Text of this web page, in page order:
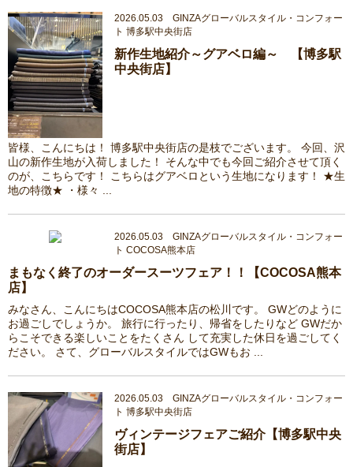
2026.05.03 GINZAグローバルスタイル・コンフォー
ト 博多駅中央街店
新作生地紹介～グアベロ編～ 【博多駅
中央街店】
皆様、こんにちは！ 博多駅中央街店の是枝でございます。 今回、沢
山の新作生地が入荷しました！ そんな中でも今回ご紹介させて頂く
のが、こちらです！ こちらはグアベロという生地になります！ ★生
地の特徴★ ・様々 ...
2026.05.03 GINZAグローバルスタイル・コンフォー
ト COCOSA熊本店
まもなく終了のオーダースーツフェア！！【COCOSA熊本
店】
みなさん、こんにちはCOCOSA熊本店の松川です。 GWどのように
お過ごしでしょうか。 旅行に行ったり、帰省をしたりなど GWだか
らこそできる楽しいことをたくさん して充実した休日を過ごしてく
ださい。 さて、グローバルスタイルではGWもお ...
2026.05.03 GINZAグローバルスタイル・コンフォー
ト 博多駅中央街店
ヴィンテージフェアご紹介【博多駅中央
街店】